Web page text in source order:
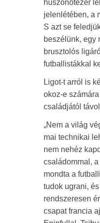
huszonötezer
jelenlétében, a
S azt se
beszélünk, egy
brusztolós
futballistákkal
Ligot-t arról is
okoz-e
családjától
„Nem a világ
mai technikai
nem nehéz
családommal,
mondta a
tudok ugrani,
rendszeresen
csapat francia